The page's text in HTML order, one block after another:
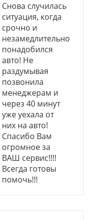
Снова случилась
ситуация, когда
срочно и
незамедлительно
понадобился
авто! Не
раздумывая
позвонила
менеджерам и
через 40 минут
уже уехала от
них на авто!
Спасибо Вам
огромное за
ВАШ сервис!!!!
Всегда готовы
помочь!!!